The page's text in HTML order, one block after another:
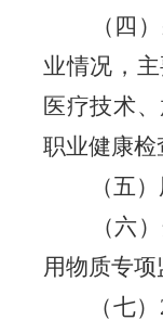
（四
业情况，
医疗技术
职业健康检
（五
（六
用物质专项
（七）